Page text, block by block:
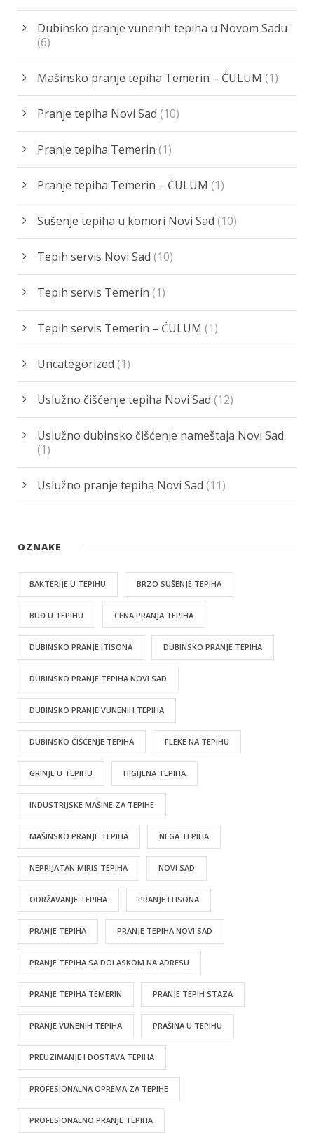
Dubinsko pranje vunenih tepiha u Novom Sadu
(6)
Mašinsko pranje tepiha Temerin – ĆULUM (1)
Pranje tepiha Novi Sad (10)
Pranje tepiha Temerin (1)
Pranje tepiha Temerin – ĆULUM (1)
Sušenje tepiha u komori Novi Sad (10)
Tepih servis Novi Sad (10)
Tepih servis Temerin (1)
Tepih servis Temerin – ĆULUM (1)
Uncategorized (1)
Uslužno čišćenje tepiha Novi Sad (12)
Uslužno dubinsko čišćenje nameštaja Novi Sad
(1)
Uslužno pranje tepiha Novi Sad (11)
OZNAKE
BAKTERIJE U TEPIHU BRZO SUŠENJE TEPIHA
BUĐ U TEPIHU CENA PRANJA TEPIHA
DUBINSKO PRANJE ITISONA DUBINSKO PRANJE TEPIHA
DUBINSKO PRANJE TEPIHA NOVI SAD
DUBINSKO PRANJE VUNENIH TEPIHA
DUBINSKO ČIŠĆENJE TEPIHA FLEKE NA TEPIHU
GRINJE U TEPIHU HIGIJENA TEPIHA
INDUSTRIJSKE MAŠINE ZA TEPIHE
MAŠINSKO PRANJE TEPIHA NEGA TEPIHA
NEPRIJATAN MIRIS TEPIHA NOVI SAD
ODRŽAVANJE TEPIHA PRANJE ITISONA
PRANJE TEPIHA PRANJE TEPIHA NOVI SAD
PRANJE TEPIHA SA DOLASKOM NA ADRESU
PRANJE TEPIHA TEMERIN PRANJE TEPIH STAZA
PRANJE VUNENIH TEPIHA PRAŠINA U TEPIHU
PREUZIMANJE I DOSTAVA TEPIHA
PROFESIONALNA OPREMA ZA TEPIHE
PROFESIONALNO PRANJE TEPIHA